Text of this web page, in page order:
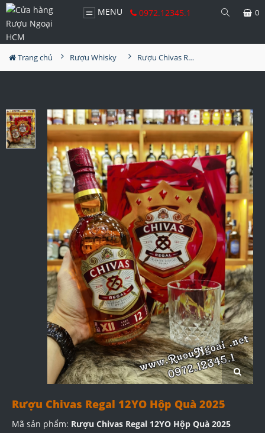
MENU 0972.12345.1 0
Trang chủ Rượu Whisky Rượu Chivas Regal 12YO Hộp Quà 2025
Rượu Chivas Regal 12YO Hộp Quà 2025
Mã sản phẩm: Rượu Chivas Regal 12YO Hộp Quà 2025